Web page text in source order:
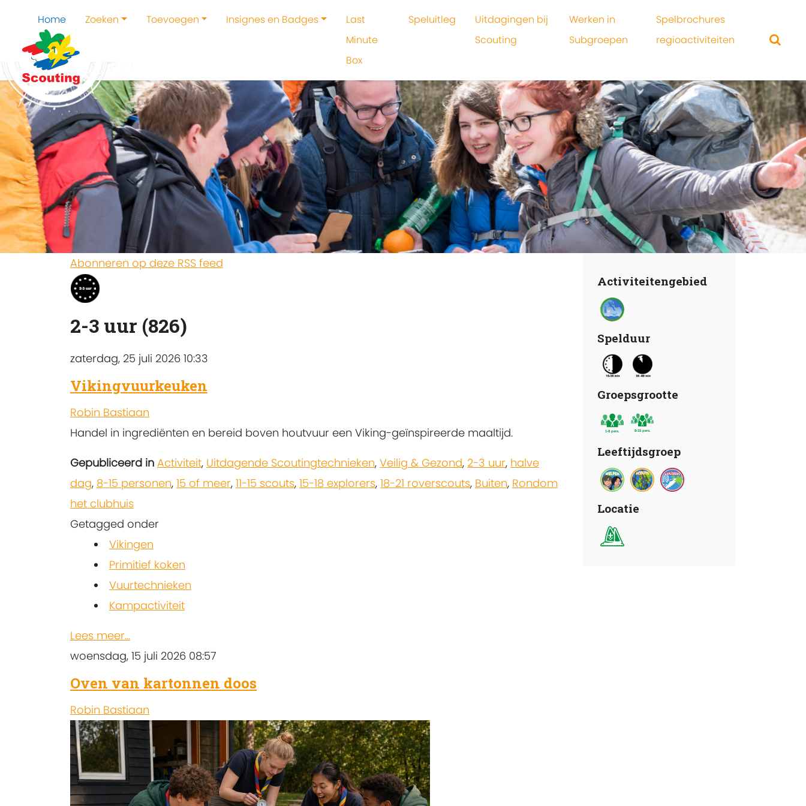
Home Zoeken Toevoegen Insignes en Badges
Last
Minute
Box
Speluitleg
Uitdagingen bij
Scouting
Werken in
Subgroepen
Spelbrochures
regioactiviteiten
Abonneren op deze RSS feed
2-3 uur (826)
zaterdag, 25 juli 2026 10:33
Vikingvuurkeuken
Robin Bastiaan
Handel in ingrediënten en bereid boven houtvuur een Viking-geïnspireerde maaltijd.
Gepubliceerd in Activiteit, Uitdagende Scoutingtechnieken, Veilig & Gezond, 2-3 uur, halve
dag, 8-15 personen, 15 of meer, 11-15 scouts, 15-18 explorers, 18-21 roverscouts, Buiten, Rondom
het clubhuis
Getagged onder
Vikingen
Primitief koken
Vuurtechnieken
Kampactiviteit
Lees meer...
woensdag, 15 juli 2026 08:57
Oven van kartonnen doos
Robin Bastiaan
Activiteitengebied
Spelduur
Groepsgrootte
Leeftijdsgroep
Locatie